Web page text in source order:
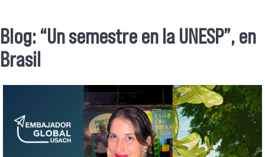
Se encuentra usted aquí
Blog: “Un semestre en la UNESP”, en
Brasil